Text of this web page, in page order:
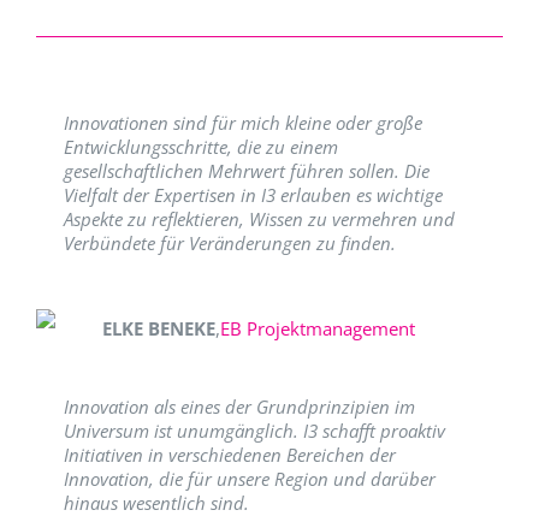
Innovationen sind für mich kleine oder große
Entwicklungsschritte, die zu einem
gesellschaftlichen Mehrwert führen sollen. Die
Vielfalt der Expertisen in I3 erlauben es wichtige
Aspekte zu reflektieren, Wissen zu vermehren und
Verbündete für Veränderungen zu finden.
ELKE BENEKE,EB Projektmanagement
Innovation als eines der Grundprinzipien im
Universum ist unumgänglich. I3 schafft proaktiv
Initiativen in verschiedenen Bereichen der
Innovation, die für unsere Region und darüber
hinaus wesentlich sind.